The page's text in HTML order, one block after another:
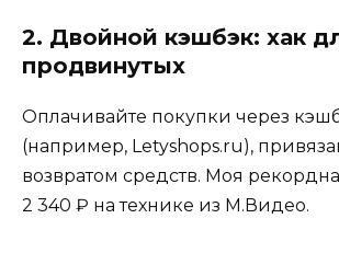
2. Двойной кэшбэк: хак
продвинутых
Оплачивайте покупки через
(например, Letyshops.ru),
возвратом средств. Моя
2 340 ₽ на технике из М.Видео.